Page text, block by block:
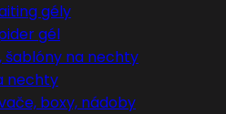
gély
gél
šablóny na nechty
nechty
boxy, nádoby